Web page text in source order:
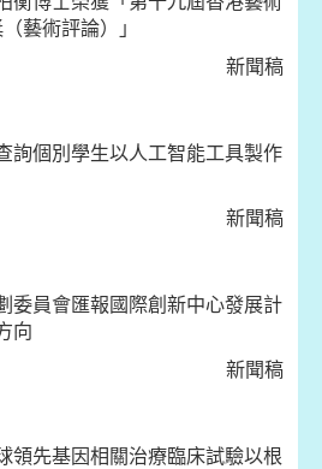
藝術評論）」
新聞稿
詢個別學生以人工智能工具製作
新聞稿
委員會匯報國際創新中心發展計
向
新聞稿
領先基因相關治療臨床試驗以根